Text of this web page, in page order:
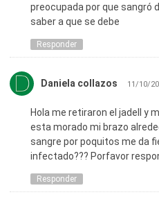
preocupada por que sangró
saber a que se debe
Responder
Daniela collazos 11/10/
Hola me retiraron el jadell y
esta morado mi brazo
sangre por poquitos me da
infectado??? Porfavor
Responder